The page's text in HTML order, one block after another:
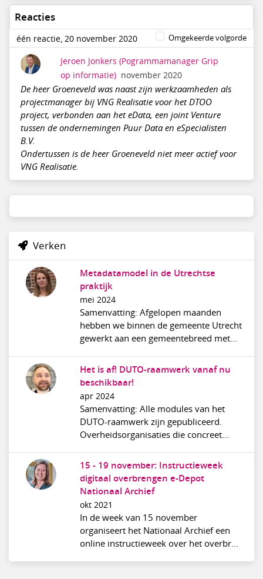
Reacties
één reactie, 20 november 2020 Omgekeerde volgorde
Jeroen Jonkers (Pogrammamanager Grip
op informatie) november 2020
De heer Groeneveld was naast zijn werkzaamheden als
projectmanager bij VNG Realisatie voor het DTOO
project, verbonden aan het eData, een joint Venture
tussen de ondernemingen Puur Data en eSpecialisten
B.V.
Ondertussen is de heer Groeneveld niet meer actief voor
VNG Realisatie.
Verken
Metadatamodel in de Utrechtse
praktijk
mei 2024
Samenvatting: Afgelopen maanden
hebben we binnen de gemeente Utrecht
gewerkt aan een gemeentebreed met...
Het is af! DUTO-raamwerk vanaf nu
beschikbaar!
apr 2024
Samenvatting: Alle modules van het
DUTO-raamwerk zijn gepubliceerd.
Overheidsorganisaties die concreet...
15 - 19 november: Instructieweek
digitaal overbrengen e-Depot
Nationaal Archief
okt 2021
In de week van 15 november
organiseert het Nationaal Archief een
online instructieweek over het overbr...